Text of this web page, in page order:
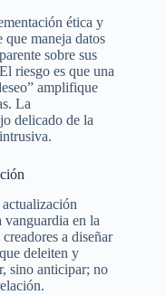
ética y
maneja datos
sobre sus
riesgo es que una
amplifique
La
delicado de la
vanguardia en la
a diseñar
deleiten y
sino anticipar; no